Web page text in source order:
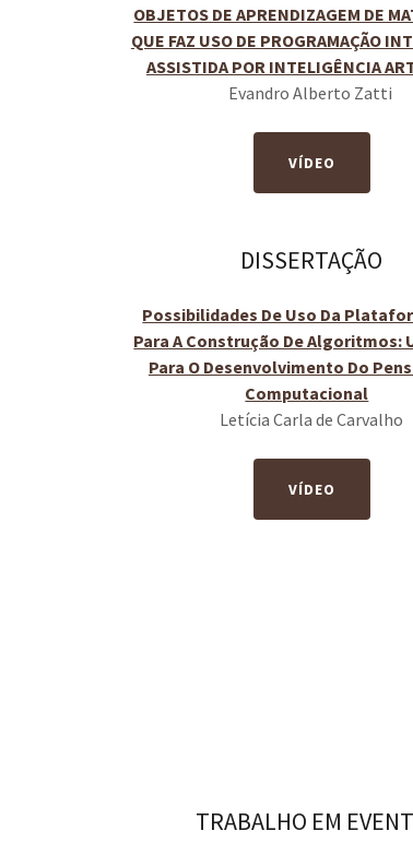
OBJETOS DE APRENDIZAGEM DE
QUE FAZ USO DE PROGRAMAÇÃO
ASSISTIDA POR INTELIGÊNCIA
Evandro Alberto Zatti
VÍDEO
DISSERTAÇÃO
Possibilidades De Uso Da
Para A Construção De Algoritmos:
Para O Desenvolvimento Do
Computacional
Letícia Carla de Carvalho
VÍDEO
TRABALHO EM